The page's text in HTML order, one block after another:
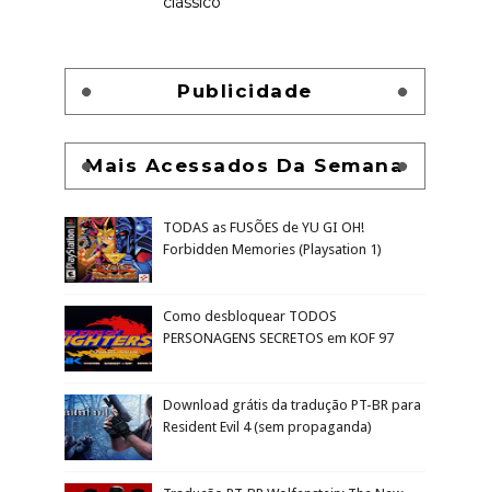
Publicidade
Mais Acessados Da Semana
TODAS as FUSÕES de YU GI OH!
Forbidden Memories (Playsation 1)
Como desbloquear TODOS
PERSONAGENS SECRETOS em KOF 97
Download grátis da tradução PT-BR para
Resident Evil 4 (sem propaganda)